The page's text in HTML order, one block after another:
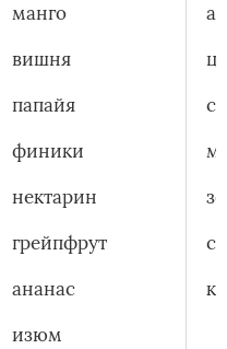
манго
вишня
папайя
финики
нектарин
грейпфрут
ананас
изюм